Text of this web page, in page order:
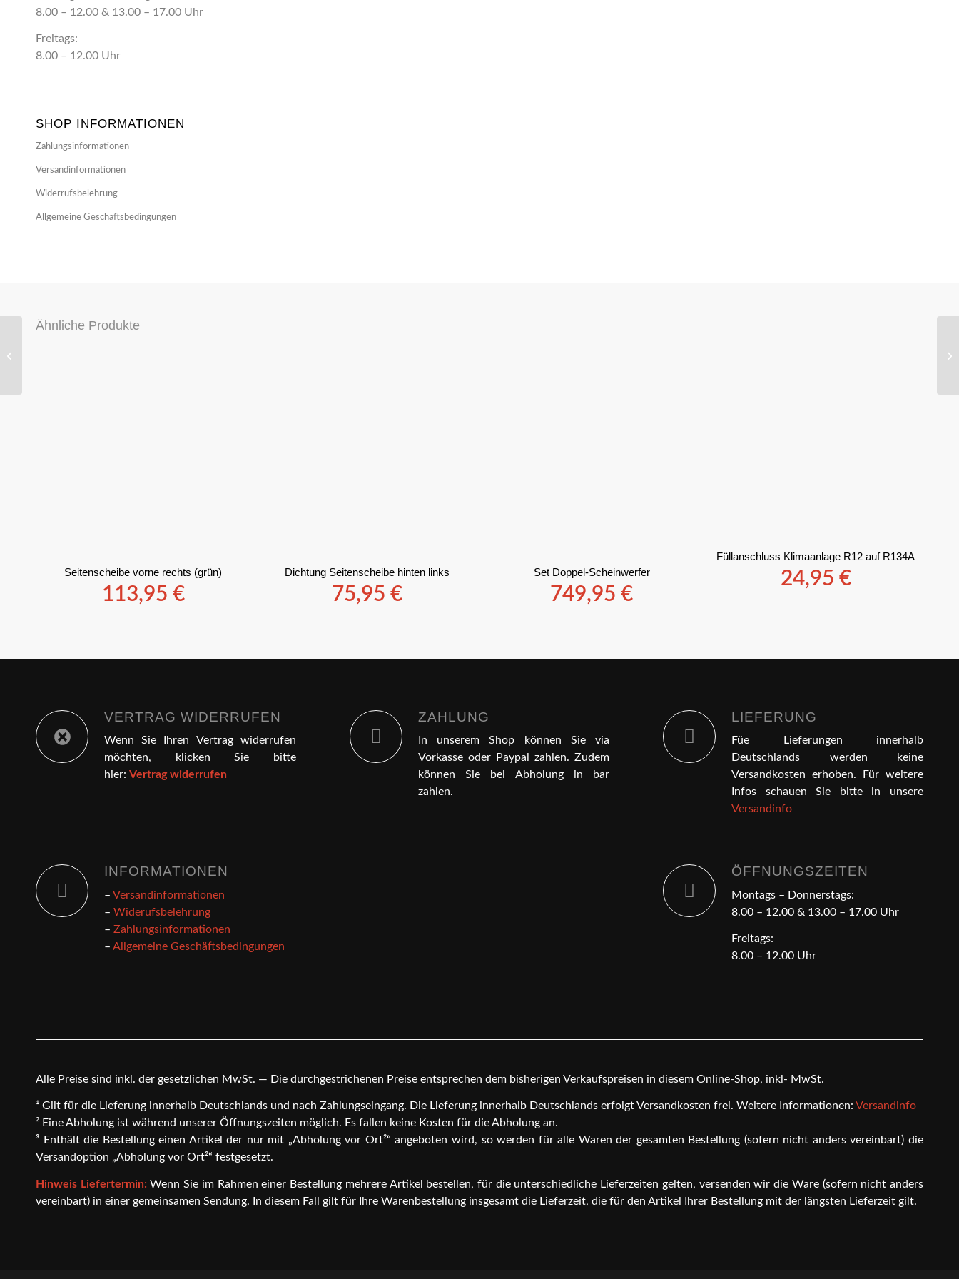
8.00 – 12.00 & 13.00 – 17.00 Uhr
Freitags:
8.00 – 12.00 Uhr
SHOP INFORMATIONEN
Zahlungsinformationen
Versandinformationen
Widerrufsbelehrung
Allgemeine Geschäftsbedingungen
Ähnliche Produkte
Seitenscheibe vorne rechts (grün)
113,95 €
Dichtung Seitenscheibe hinten links
75,95€
Set Doppel-Scheinwerfer
749,95€
Füllanschluss Klimaanlage R12 auf R134A
24,95 €
VERTRAG WIDERRUFEN
Wenn Sie Ihren Vertrag widerrufen
möchten, klicken Sie bitte
hier: Vertrag widerrufen
ZAHLUNG
In unserem Shop können Sie via
Vorkasse oder Paypal zahlen. Zudem
können Sie bei Abholung in bar
zahlen.
LIEFERUNG
Füe Lieferungen innerhalb
Deutschlands werden keine
Versandkosten erhoben. Für weitere
Infos schauen Sie bitte in unsere
Versandinfo
INFORMATIONEN
– Versandinformationen
– Widerufsbelehrung
– Zahlungsinformationen
– Allgemeine Geschäftsbedingungen
ÖFFNUNGSZEITEN
Montags – Donnerstags:
8.00 – 12.00 & 13.00 – 17.00 Uhr
Freitags:
8.00 – 12.00 Uhr
Alle Preise sind inkl. der gesetzlichen MwSt. — Die durchgestrichenen Preise entsprechen dem bisherigen Verkaufspreisen in diesem Online-Shop, inkl- MwSt.
¹ Gilt für die Lieferung innerhalb Deutschlands und nach Zahlungseingang. Die Lieferung innerhalb Deutschlands erfolgt Versandkosten frei. Weitere Informationen: Versandinfo
² Eine Abholung ist während unserer Öffnungszeiten möglich. Es fallen keine Kosten für die Abholung an.
³ Enthält die Bestellung einen Artikel der nur mit „Abholung vor Ort²“ angeboten wird, so werden für alle Waren der gesamten Bestellung (sofern nicht anders vereinbart) die
Versandoption „Abholung vor Ort²“ festgesetzt.
Hinweis Liefertermin:Wenn Sie im Rahmen einer Bestellung mehrere Artikel bestellen, für die unterschiedliche Lieferzeiten gelten, versenden wir die Ware (sofern nicht anders
vereinbart) in einer gemeinsamen Sendung. In diesem Fall gilt für Ihre Warenbestellung insgesamt die Lieferzeit, die für den Artikel Ihrer Bestellung mit der längsten Lieferzeit gilt.